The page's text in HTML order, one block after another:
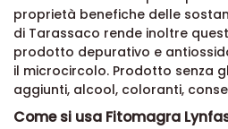
proprietà benefiche delle
di Tarassaco rende inoltre
prodotto depurativo e
il microcircolo. Prodotto senza
aggiunti, alcool, coloranti,
Come si usa Fitomagra